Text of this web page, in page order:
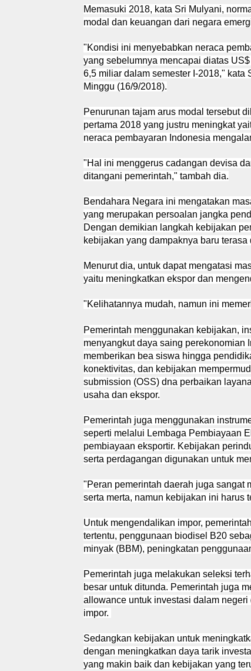
Memasuki 2018, kata Sri Mulyani,
modal dan keuangan dari negara
"Kondisi ini menyebabkan neraca
yang sebelumnya mencapai diatas
6,5 miliar dalam semester I-2018," kata
Minggu (16/9/2018).
Penurunan tajam arus modal tersebut
pertama 2018 yang justru meningkat
neraca pembayaran Indonesia
"Hal ini menggerus cadangan devisa
ditangani pemerintah," tambah dia.
Bendahara Negara ini mengatakan
yang merupakan persoalan jangka
Dengan demikian langkah kebijakan
kebijakan yang dampaknya baru
Menurut dia, untuk dapat mengatasi
yaitu meningkatkan ekspor dan
"Kelihatannya mudah, namun ini
Pemerintah menggunakan kebijakan,
menyangkut daya saing perekonomian
memberikan bea siswa hingga
konektivitas, dan kebijakan
submission (OSS) dna perbaikan
usaha dan ekspor.
Pemerintah juga menggunakan
seperti melalui Lembaga Pembiayaan
pembiayaan eksportir. Kebijakan
serta perdagangan digunakan untuk
"Peran pemerintah daerah juga sangat
serta merta, namun kebijakan ini harus
Untuk mengendalikan impor,
tertentu, penggunaan biodisel B20
minyak (BBM), peningkatan
Pemerintah juga melakukan seleksi
besar untuk ditunda. Pemerintah juga
allowance untuk investasi dalam
impor.
Sedangkan kebijakan untuk
dengan meningkatkan daya tarik
yang makin baik dan kebijakan yang